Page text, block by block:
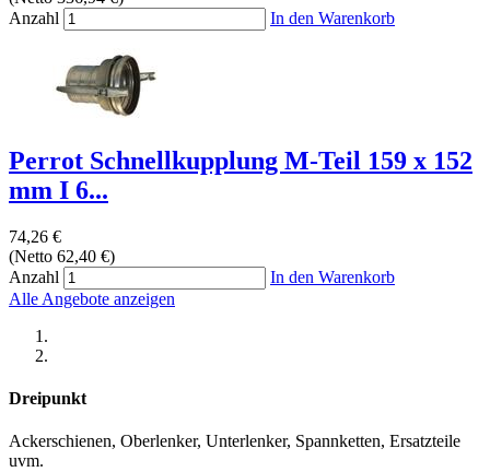
Anzahl
In den Warenkorb
Perrot Schnellkupplung M-Teil 159 x 152
mm I 6...
74,26 €
(Netto 62,40 €)
Anzahl
In den Warenkorb
Alle Angebote anzeigen
Dreipunkt
Ackerschienen, Oberlenker, Unterlenker, Spannketten, Ersatzteile
uvm.